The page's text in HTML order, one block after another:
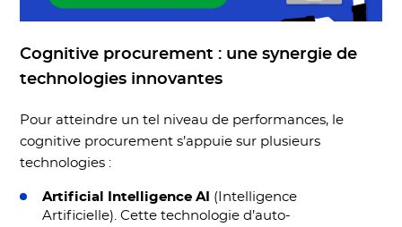
Cognitive procurement : une synergie de
technologies innovantes
Pour atteindre un tel niveau de performances, le
cognitive procurement s’appuie sur plusieurs
technologies :
Artificial Intelligence AI (Intelligence
Artificielle). Cette technologie d’auto-